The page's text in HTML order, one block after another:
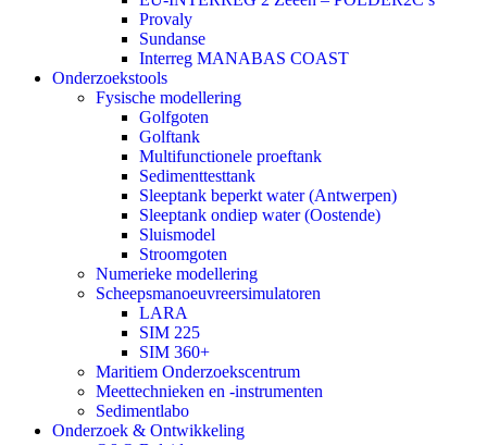
Provaly
Sundanse
Interreg MANABAS COAST
Onderzoekstools
Fysische modellering
Golfgoten
Golftank
Multifunctionele proeftank
Sedimenttesttank
Sleeptank beperkt water (Antwerpen)
Sleeptank ondiep water (Oostende)
Sluismodel
Stroomgoten
Numerieke modellering
Scheepsmanoeuvreersimulatoren
LARA
SIM 225
SIM 360+
Maritiem Onderzoekscentrum
Meettechnieken en -instrumenten
Sedimentlabo
Onderzoek & Ontwikkeling